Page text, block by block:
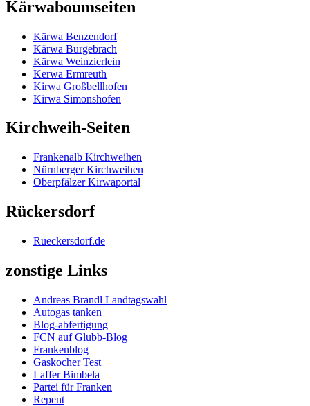
Kärwaboumseiten
Kärwa Benzendorf
Kärwa Burgebrach
Kärwa Weinzierlein
Kerwa Ermreuth
Kirwa Großbellhofen
Kirwa Simonshofen
Kirchweih-Seiten
Frankenalb Kirchweihen
Nürnberger Kirchweihen
Oberpfälzer Kirwaportal
Rückersdorf
Rueckersdorf.de
zonstige Links
Andreas Brandl Landtagswahl
Autogas tanken
Blog-abfertigung
FCN auf Glubb-Blog
Frankenblog
Gaskocher Test
Laffer Bimbela
Partei für Franken
Repent